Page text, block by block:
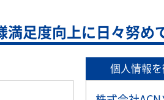
満足度向上に日々努め
個人情報